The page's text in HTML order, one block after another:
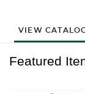
VIEW
Featured